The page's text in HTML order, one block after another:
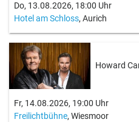
Do, 13.08.2026, 18:00 Uhr
Hotel am Schloss, Aurich
Howard
Fr, 14.08.2026, 19:00 Uhr
Freilichtbühne, Wiesmoor